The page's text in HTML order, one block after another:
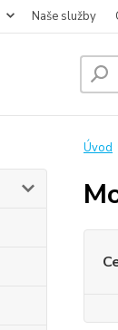
Naše služby
Úvod